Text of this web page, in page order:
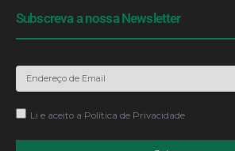
Subscreva a nossa Newsletter
Li e aceito a Política de Privacidade